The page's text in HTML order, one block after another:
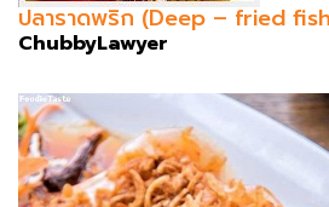
ปลาราดพริก (Deep – fried
ChubbyLawyer